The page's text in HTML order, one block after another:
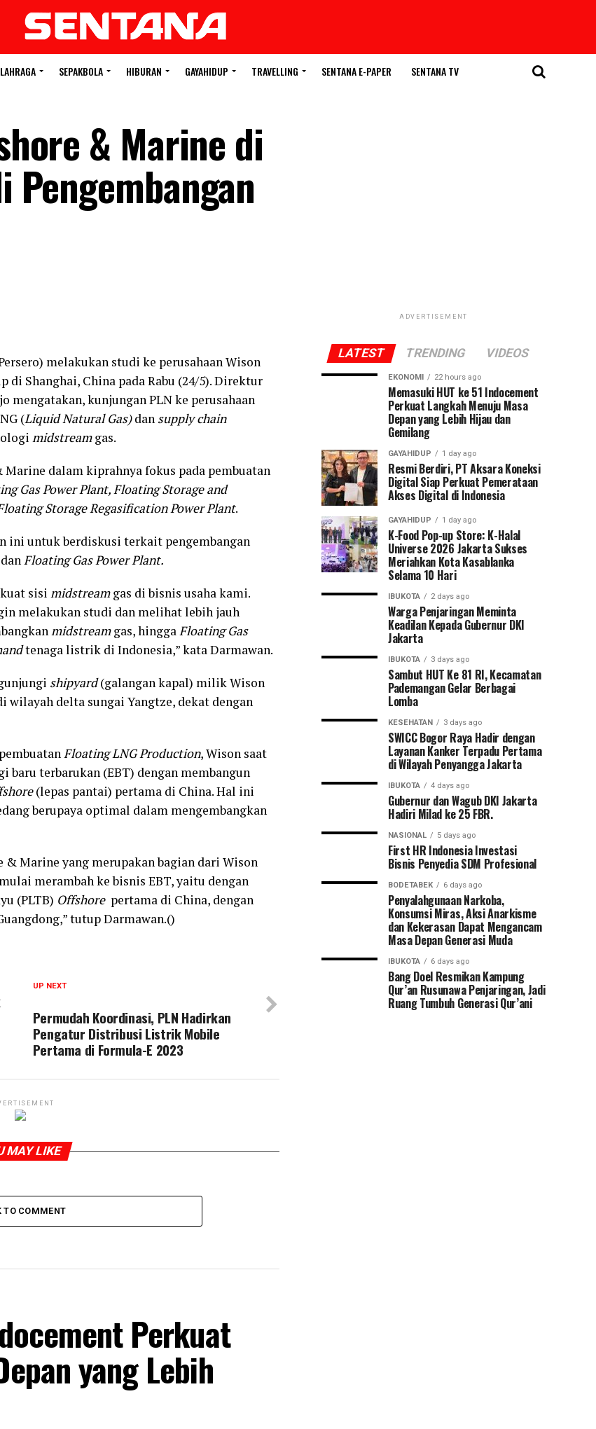
SEPAKBOLA HIBURAN GAYAHIDUP TRAVELLING SENTANA E-PAPER SENTANA TV
& Marine di
Pengembangan
melakukan studi ke perusahaan Wison
di Shanghai, China pada Rabu (24/5). Direktur
mengatakan, kunjungan PLN ke perusahaan
(Liquid Natural Gas)dan supply chain
midstreamgas.
dalam kiprahnya fokus pada pembuatan
Gas Power Plant, Floating Storage and
Storage Regasification Power Plant.
ini untuk berdiskusi terkait pengembangan
Floating Gas Power Plant.
sisi midstreamgas di bisnis usaha kami.
melakukan studi dan melihat lebih jauh
midstreamgas, hinggaFloating Gas
tenaga listrik di Indonesia,” kata Darmawan.
shipyard(galangan kapal) milik Wison
wilayah delta sungai Yangtze, dekat dengan
Floating LNG Production, Wison saat
baru terbarukan (EBT) dengan membangun
(lepas pantai) pertama di China. Hal ini
berupaya optimal dalam mengembangkan
Marine yang merupakan bagian dari Wison
merambah ke bisnis EBT, yaitu dengan
(PLTB) Offshorepertama di China, dengan
tutup Darmawan.()
UP NEXT
Permudah Koordinasi, PLN Hadirkan
Pengatur Distribusi Listrik Mobile
Pertama di Formula-E 2023
MAY LIKE
TO COMMENT
Perkuat
yang Lebih
ADVERTISEMENT
LATEST TRENDING VIDEOS
EKONOMI 22 hours ago
Memasuki HUT ke 51 Indocement
Perkuat Langkah Menuju Masa
Depan yang Lebih Hijau dan
Gemilang
GAYAHIDUP 1 day ago
Resmi Berdiri, PT Aksara Koneksi
Digital Siap Perkuat Pemerataan
Akses Digital di Indonesia
GAYAHIDUP 1 day ago
K-Food Pop-up Store: K-Halal
Universe 2026 Jakarta Sukses
Meriahkan Kota Kasablanka
Selama 10 Hari
IBUKOTA 2 days ago
Warga Penjaringan Meminta
Keadilan Kepada Gubernur DKI
Jakarta
IBUKOTA 3 days ago
Sambut HUT Ke 81 RI, Kecamatan
Pademangan Gelar Berbagai
Lomba
KESEHATAN 3 days ago
SWICC Bogor Raya Hadir dengan
Layanan Kanker Terpadu Pertama
di Wilayah Penyangga Jakarta
IBUKOTA 4 days ago
Gubernur dan Wagub DKI Jakarta
Hadiri Milad ke 25 FBR.
NASIONAL 5 days ago
First HR Indonesia Investasi
Bisnis Penyedia SDM Profesional
BODETABEK 6 days ago
Penyalahgunaan Narkoba,
Konsumsi Miras, Aksi Anarkisme
dan Kekerasan Dapat Mengancam
Masa Depan Generasi Muda
IBUKOTA 6 days ago
Bang Doel Resmikan Kampung
Qur’an Rusunawa Penjaringan, Jadi
Ruang Tumbuh Generasi Qur’ani